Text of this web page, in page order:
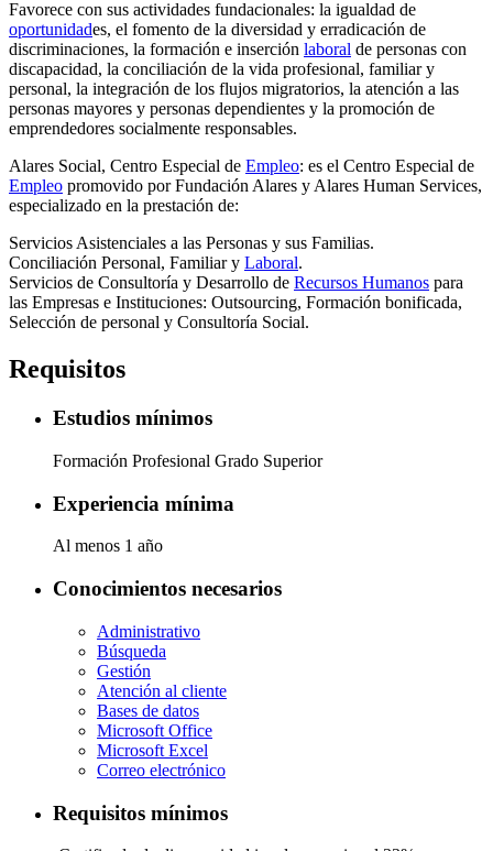
Favorece con sus actividades fundacionales: la igualdad de
oportunidades, el fomento de la diversidad y erradicación de
discriminaciones, la formación e inserción laboral de personas con
discapacidad, la conciliación de la vida profesional, familiar y
personal, la integración de los flujos migratorios, la atención a las
personas mayores y personas dependientes y la promoción de
emprendedores socialmente responsables.
Alares Social, Centro Especial de Empleo: es el Centro Especial de
Empleo promovido por Fundación Alares y Alares Human Services,
especializado en la prestación de:
Servicios Asistenciales a las Personas y sus Familias.
Conciliación Personal, Familiar y Laboral.
Servicios de Consultoría y Desarrollo de Recursos Humanos para
las Empresas e Instituciones: Outsourcing, Formación bonificada,
Selección de personal y Consultoría Social.
Requisitos
Estudios mínimos
Formación Profesional Grado Superior
Experiencia mínima
Al menos 1 año
Conocimientos necesarios
Administrativo
Búsqueda
Gestión
Atención al cliente
Bases de datos
Microsoft Office
Microsoft Excel
Correo electrónico
Requisitos mínimos